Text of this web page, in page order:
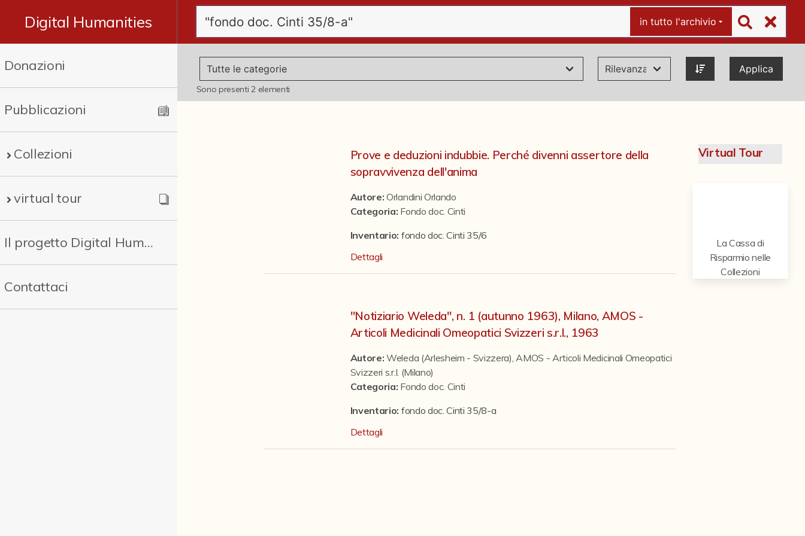
Digital Humanities
Donazioni
Pubblicazioni
Collezioni
virtual tour
Il progetto Digital Humanities
Contattaci
in tutto l'archivio
Applica
Sono presenti2elementi
Prove e deduzioni indubbie. Perché divenni assertore della
sopravvivenza dell'anima
Autore:Orlandini Orlando
Categoria: Fondo doc. Cinti
Inventario: fondo doc. Cinti 35/6
Dettagli
"Notiziario Weleda", n. 1 (autunno 1963), Milano, AMOS -
Articoli Medicinali Omeopatici Svizzeri s.r.l., 1963
Autore:Weleda (Arlesheim - Svizzera),AMOS - Articoli Medicinali Omeopatici
Svizzeri s.r.l. (Milano)
Categoria: Fondo doc. Cinti
Inventario: fondo doc. Cinti 35/8-a
Dettagli
Virtual Tour
La Cassa di
Risparmio nelle
Collezioni